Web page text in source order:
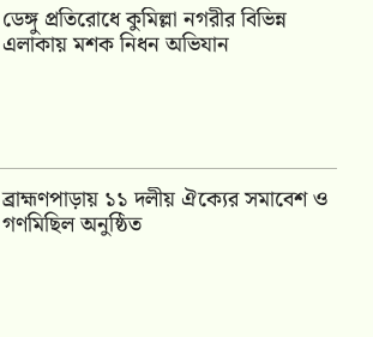
ডেঙ্গু প্রতিরোধে কুমিল্লা নগরীর বিভিন্ন
এলাকায় মশক নিধন অভিযান
‎ব্রাহ্মণপাড়ায় ১১ দলীয় ঐক্যের সমাবেশ ও
গণমিছিল অনুষ্ঠিত